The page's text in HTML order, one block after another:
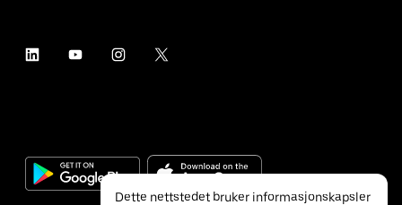
Dette nettstedet bruker informasjonskapsler